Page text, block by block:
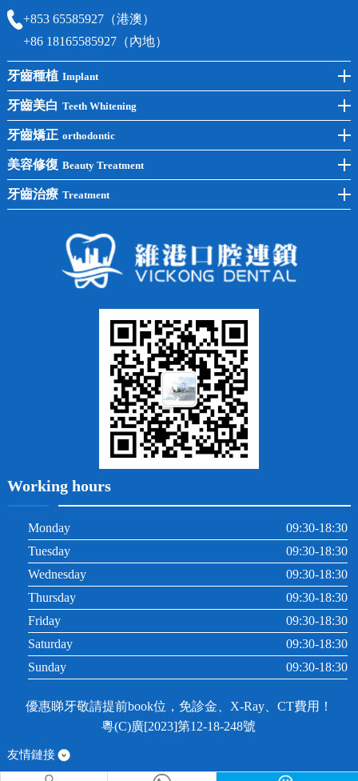
+853 65585927（港澳）
+86 18165585927（內地）
牙齒種植 Implant
前牙種植
後牙種植
單顆種植
半口種植
全口種植
牙齒美白 Teeth Whitening
冷光美白
洗牙
黃黑牙
常見問題
牙齒矯正 orthodontic
牙齒矯正
兒童矯正
牙列不齊
美容修復 Beauty Treatment
全瓷牙
牙齒治療 Treatment
牙齦出血
Working hours
Monday
09:30-18:30
Tuesday
09:30-18:30
Wednesday
09:30-18:30
Thursday
09:30-18:30
Friday
09:30-18:30
Saturday
09:30-18:30
Sunday
09:30-18:30
優惠睇牙敬請提前book位，免診金、X-Ray、CT費用！
粵(C)廣[2023]第12-18-248號
友情鏈接